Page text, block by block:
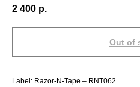
2 400 р.
Out of
Label: Razor-N-Tape – RNT062